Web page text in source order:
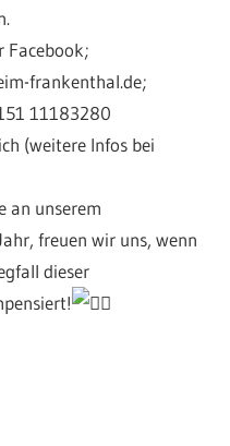
Facebook;
frankenthal.de;
11183280
(weitere Infos bei
an unserem
freuen wir uns, wenn
dieser